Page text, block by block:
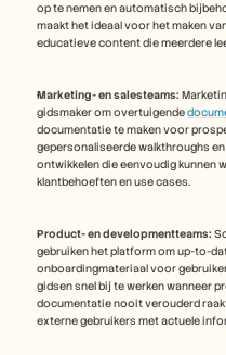
op te nemen en automatisch
maakt het ideaal voor het maken
educatieve content die meerdere
Marketing- en salesteams:
gidsmaker om overtuigende
documentatie te maken voor
gepersonaliseerde walkthroughs
ontwikkelen die eenvoudig kunnen
klantbehoeften en use cases.
Product- en developmentteams:
gebruiken het platform om up-to-
onboardingmateriaal voor
gidsen snel bij te werken wanneer
documentatie nooit verouderd
externe gebruikers met actuele